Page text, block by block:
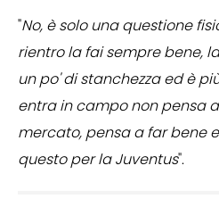
"No, è solo una questione
rientro la fai sempre bene,
un po' di stanchezza ed è
entra in campo non pensa
mercato, pensa a far bene
questo per la Juventus".